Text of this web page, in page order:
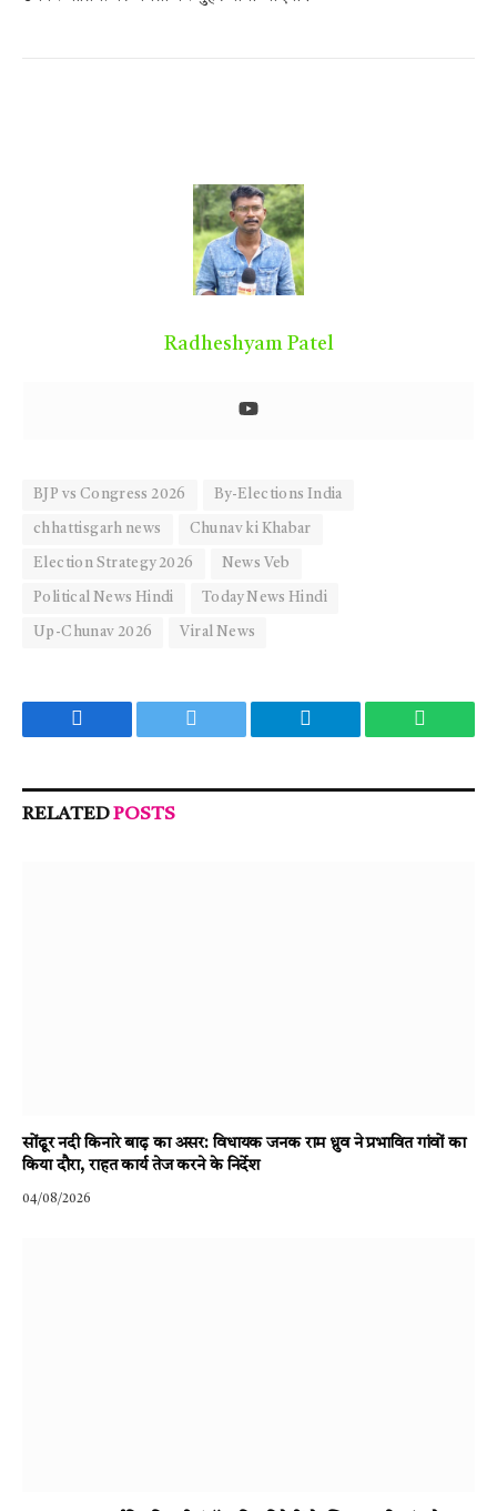
Radheshyam Patel
BJP vs Congress 2026 By-Elections India
chhattisgarh news Chunav ki Khabar
Election Strategy 2026 News Veb
Political News Hindi Today News Hindi
Up-Chunav 2026 Viral News
Facebook Twitter Telegram
RELATEDPOSTS
सोंढूर नदी किनारे बाढ़ का असर: विधायक जनक राम ध्रुव ने प्रभावित गांवों का
किया दौरा, राहत कार्य तेज करने के निर्देश
04/08/2026